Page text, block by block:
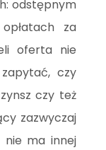
odstępnym
za
oferta nie
czy
czy też
zazwyczaj
nie ma innej